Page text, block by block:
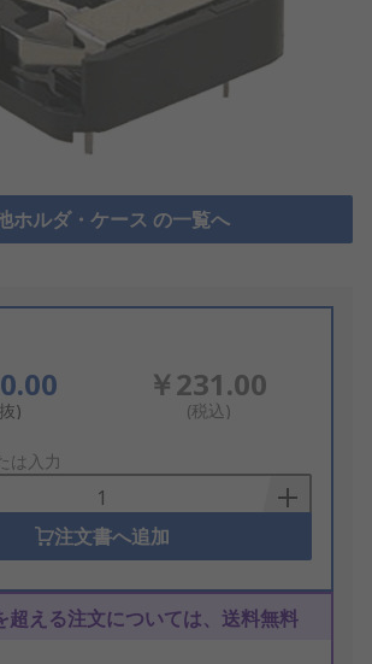
ホルダ・ケース の一覧へ
)
￥231.00
(税込)
は入力
注文書へ追加
超える注文については、送料無料